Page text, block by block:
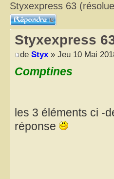
Styxexpress 63
Répondre
Styxexpress
de Styx » Jeu 10 Mai
Comptines
les 3 éléments ci -
réponse